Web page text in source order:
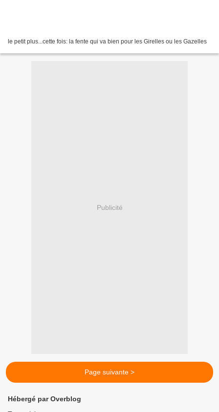
le petit plus...cette fois: la fente qui va bien pour les Girelles ou les Gazelles
Publicité
Page suivante >
Hébergé par Overblog